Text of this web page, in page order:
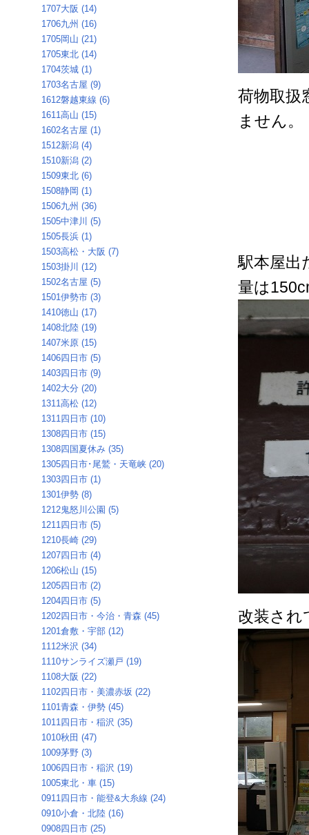
荷物取扱
ません。
駅本屋出
量は
改装され
1707大阪 (14)
1706九州 (16)
1705岡山 (21)
1705東北 (14)
1704茨城 (1)
1703名古屋 (9)
1612磐越東線 (6)
1611高山 (15)
1602名古屋 (1)
1512新潟 (4)
1510新潟 (2)
1509東北 (6)
1508静岡 (1)
1506九州 (36)
1505中津川 (5)
1505長浜 (1)
1503高松・大阪 (7)
1503掛川 (12)
1502名古屋 (5)
1501伊勢市 (3)
1410徳山 (17)
1408北陸 (19)
1407米原 (15)
1406四日市 (5)
1403四日市 (9)
1402大分 (20)
1311高松 (12)
1311四日市 (10)
1308四日市 (15)
1308四国夏休み (35)
1305四日市･尾鷲・天竜峡 (20)
1303四日市 (1)
1301伊勢 (8)
1212鬼怒川公園 (5)
1211四日市 (5)
1210長崎 (29)
1207四日市 (4)
1206松山 (15)
1205四日市 (2)
1204四日市 (5)
1202四日市・今治・青森 (45)
1201倉敷・宇部 (12)
1112米沢 (34)
1110サンライズ瀬戸 (19)
1108大阪 (22)
1102四日市・美濃赤坂 (22)
1101青森・伊勢 (45)
1011四日市・稲沢 (35)
1010秋田 (47)
1009茅野 (3)
1006四日市・稲沢 (19)
1005東北・車 (15)
0911四日市・能登&大糸線 (24)
0910小倉・北陸 (16)
0908四日市 (25)